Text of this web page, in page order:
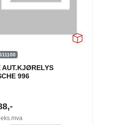
AUT.KJØRELYS
996
eks.mva